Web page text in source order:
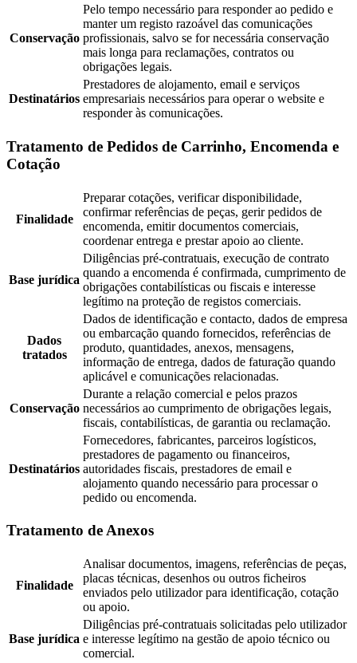
Conservação
Pelo tempo necessário para responder ao pedido e
manter um registo razoável das comunicações
profissionais, salvo se for necessária conservação
mais longa para reclamações, contratos ou
obrigações legais.
Destinatários
Prestadores de alojamento, email e serviços
empresariais necessários para operar o website e
responder às comunicações.
Tratamento de Pedidos de Carrinho, Encomenda e
Cotação
Finalidade
Preparar cotações, verificar disponibilidade,
confirmar referências de peças, gerir pedidos de
encomenda, emitir documentos comerciais,
coordenar entrega e prestar apoio ao cliente.
Base jurídica
Diligências pré-contratuais, execução de contrato
quando a encomenda é confirmada, cumprimento de
obrigações contabilísticas ou fiscais e interesse
legítimo na proteção de registos comerciais.
Dados
tratados
Dados de identificação e contacto, dados de empresa
ou embarcação quando fornecidos, referências de
produto, quantidades, anexos, mensagens,
informação de entrega, dados de faturação quando
aplicável e comunicações relacionadas.
Conservação
Durante a relação comercial e pelos prazos
necessários ao cumprimento de obrigações legais,
fiscais, contabilísticas, de garantia ou reclamação.
Destinatários
Fornecedores, fabricantes, parceiros logísticos,
prestadores de pagamento ou financeiros,
autoridades fiscais, prestadores de email e
alojamento quando necessário para processar o
pedido ou encomenda.
Tratamento de Anexos
Finalidade
Analisar documentos, imagens, referências de peças,
placas técnicas, desenhos ou outros ficheiros
enviados pelo utilizador para identificação, cotação
ou apoio.
Base jurídica
Diligências pré-contratuais solicitadas pelo utilizador
e interesse legítimo na gestão de apoio técnico ou
comercial.